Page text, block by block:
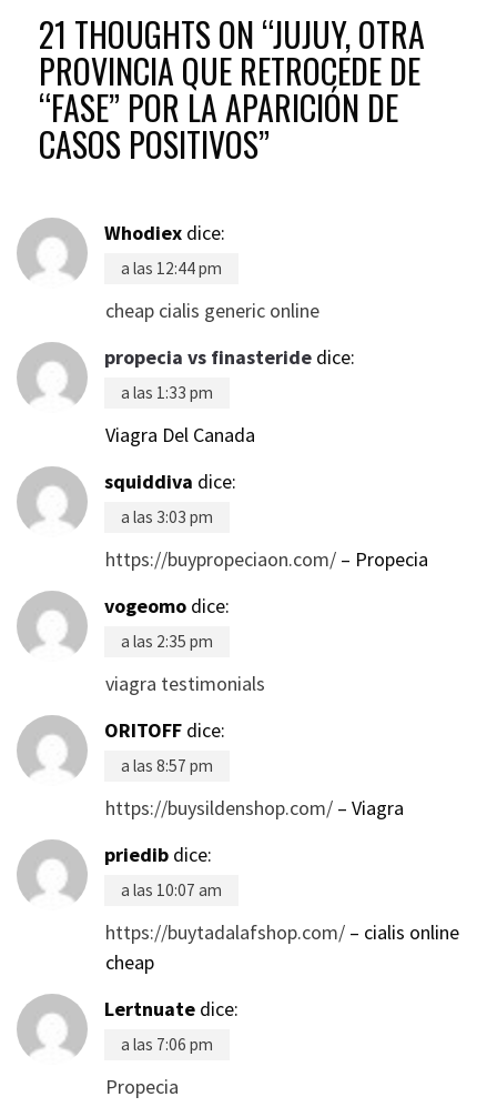
21 THOUGHTS ON “JUJUY, OTRA
PROVINCIA QUE RETROCEDE DE
“FASE” POR LA APARICIÓN DE
CASOS POSITIVOS”
Whodiex dice:
a las 12:44 pm
cheap cialis generic online
propecia vs finasteride dice:
a las 1:33 pm
Viagra Del Canada
squiddiva dice:
a las 3:03 pm
https://buypropeciaon.com/ – Propecia
vogeomo dice:
a las 2:35 pm
viagra testimonials
ORITOFF dice:
a las 8:57 pm
https://buysildenshop.com/ – Viagra
priedib dice:
a las 10:07 am
https://buytadalafshop.com/ – cialis online
cheap
Lertnuate dice:
a las 7:06 pm
Propecia